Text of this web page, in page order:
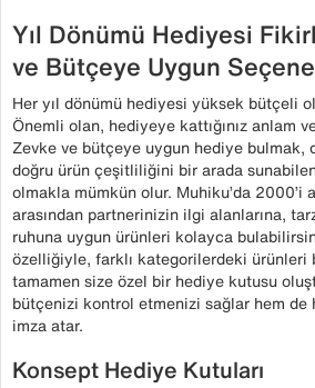
Yıl Dönümü Hediyesi
ve Bütçeye Uygun
Her yıl dönümü hediyesi yüksek bütçeli
Önemli olan, hediyeye kattığınız anlam
Zevke ve bütçeye uygun hediye bulmak,
doğru ürün çeşitliliğini bir arada
olmakla mümkün olur. Muhiku’da 2000’i
arasından partnerinizin ilgi alanlarına,
ruhuna uygun ürünleri kolayca
özelliğiyle, farklı kategorilerdeki ürünleri
tamamen size özel bir hediye kutusu
bütçenizi kontrol etmenizi sağlar hem
imza atar.
Konsept Hediye Kutuları